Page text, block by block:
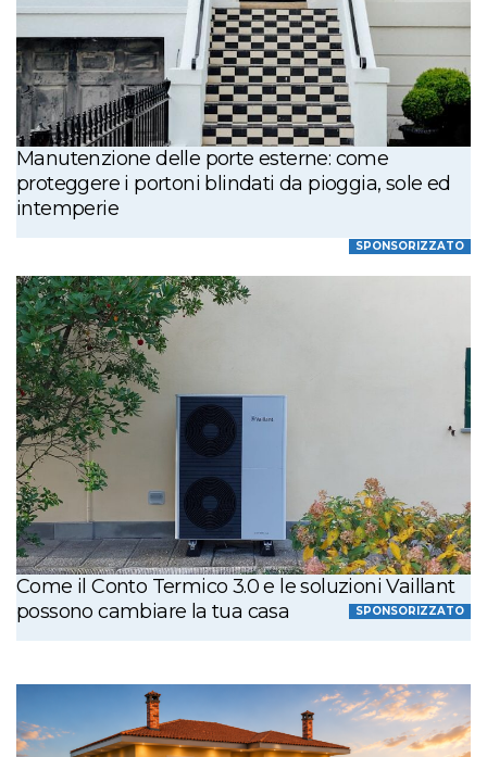
Manutenzione delle porte esterne: come
proteggere i portoni blindati da pioggia, sole ed
intemperie
SPONSORIZZATO
Come il Conto Termico 3.0 e le soluzioni Vaillant
possono cambiare la tua casa
SPONSORIZZATO